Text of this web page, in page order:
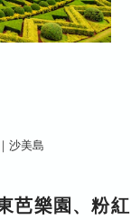
沙美島
芭樂園、粉紅